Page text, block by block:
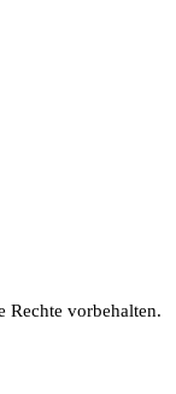
vorbehalten.